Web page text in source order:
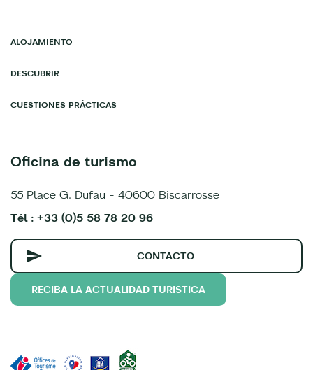
ALOJAMIENTO
DESCUBRIR
CUESTIONES PRÁCTICAS
Oficina de turismo
55 Place G. Dufau - 40600 Biscarrosse
Tél : +33 (0)5 58 78 20 96
CONTACTO
RECIBA LA ACTUALIDAD TURISTICA